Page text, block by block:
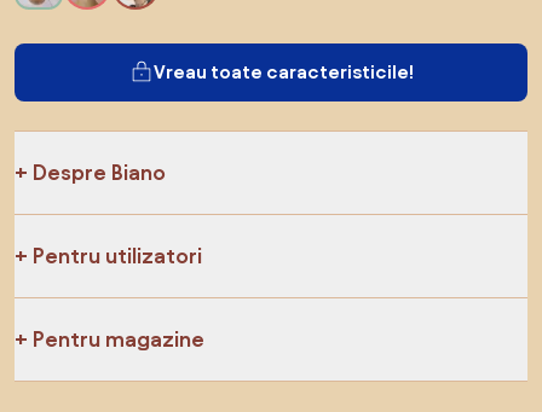
Vreau toate caracteristicile!
Despre Biano
Pentru utilizatori
Pentru magazine